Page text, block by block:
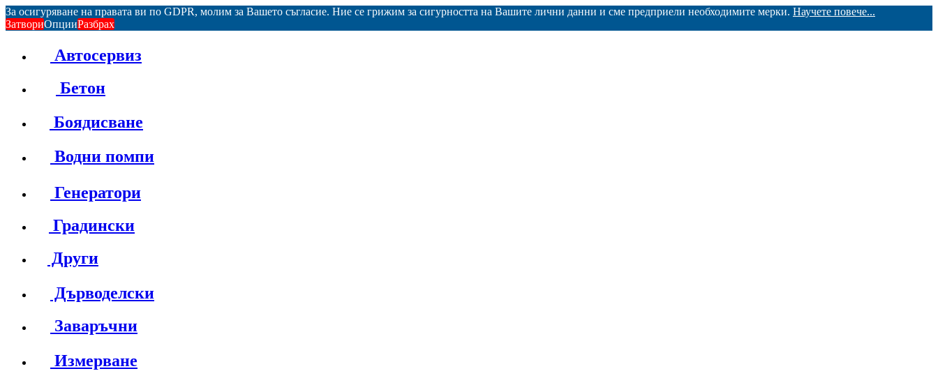
За осигуряване на правата ви по GDPR, молим за Вашето съгласие. Ние се грижим за сигурността на Вашите лични данни и сме предприели необходимите мерки. Научете повече...
ЗатвориОпцииРазбрах
Автосервиз
Бетон
Боядисване
Водни помпи
Генератори
Градински
Други
Дърводелски
Заваръчни
Измерване